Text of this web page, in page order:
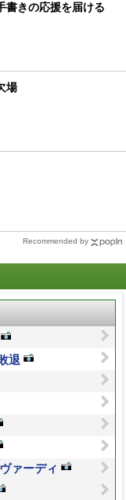
書きの応援を届ける
場
Recommended by
退
ァーディ